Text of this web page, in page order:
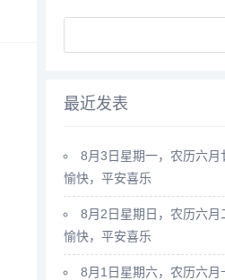
最近发表
8月3日星期一，农历六月
愉快，平安喜乐
8月2日星期日，农历六月
愉快，平安喜乐
8月1日星期六，农历六月